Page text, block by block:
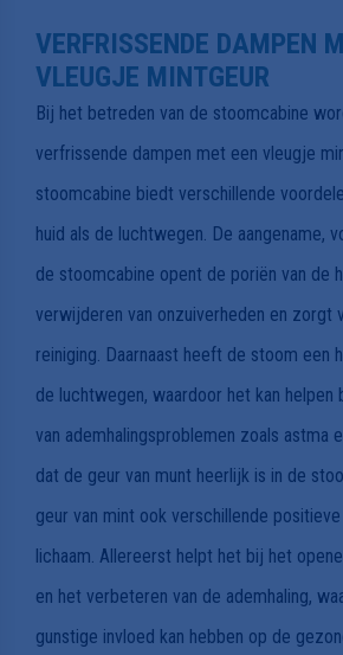
VERFRISSENDE DAMPEN
VLEUGJE MINTGEUR
Bij het betreden van de stoomcabine
verfrissende dampen met een vleugje
stoomcabine biedt verschillende
huid als de luchtwegen. De aangename,
de stoomcabine opent de poriën van de
verwijderen van onzuiverheden en zorgt
reiniging. Daarnaast heeft de stoom een
de luchtwegen, waardoor het kan helpen
van ademhalingsproblemen zoals astma
dat de geur van munt heerlijk is in de
geur van mint ook verschillende
lichaam. Allereerst helpt het bij het
en het verbeteren van de ademhaling,
gunstige invloed kan hebben op de